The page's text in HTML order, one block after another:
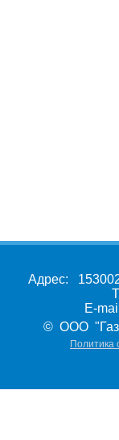
Адрес:
E-
© ООО
Политика